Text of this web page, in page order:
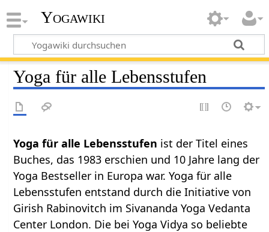
Yogawiki
Yoga für alle Lebensstufen
Yoga für alle Lebensstufen ist der Titel eines
Buches, das 1983 erschien und 10 Jahre lang der
Yoga Bestseller in Europa war. Yoga für alle
Lebensstufen entstand durch die Initiative von
Girish Rabinovitch im Sivananda Yoga Vedanta
Center London. Die bei Yoga Vidya so beliebte